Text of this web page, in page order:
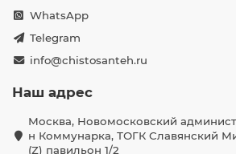
WhatsApp
Telegram
info@chistosanteh.ru
Наш адрес
Москва, Новомосковский
н Коммунарка, ТОГК Славянский
(Z) павильон 1/2